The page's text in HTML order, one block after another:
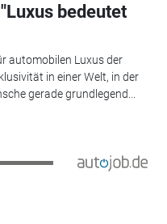
bedeutet
automobilen Luxus der
in einer Welt, in der
gerade grundlegend...